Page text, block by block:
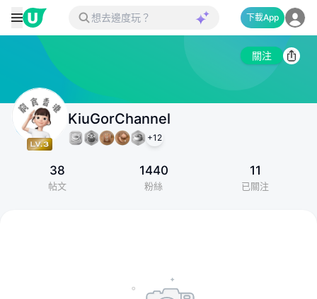
下載App
關注
KiuGorChannel
+12
38
帖文
1440
粉絲
11
已關注